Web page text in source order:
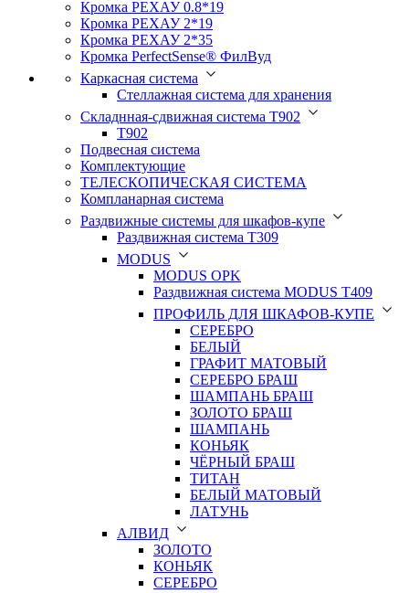
Кромка PЕХАУ 0.8*19
Кромка PЕХАУ 2*19
Кромка PЕХАУ 2*35
Кромка PerfectSense® ФилВуд
Каркасная система
Стеллажная система для хранения
Складнная-сдвижная система Т902
T902
Подвесная система
Комплектующие
ТЕЛЕСКОПИЧЕСКАЯ СИСТЕМА
Компланарная система
Раздвижные системы для шкафов-купе
Раздвижная система Т309
MODUS
MODUS OPK
Раздвижная система MODUS T409
ПРОФИЛЬ ДЛЯ ШКАФОВ-КУПЕ
СЕРЕБРО
БЕЛЫЙ
ГРАФИТ МАТОВЫЙ
СЕРЕБРО БРАШ
ШАМПАНЬ БРАШ
ЗОЛОТО БРАШ
ШАМПАНЬ
КОНЬЯК
ЧЁРНЫЙ БРАШ
ТИТАН
БЕЛЫЙ МАТОВЫЙ
ЛАТУНЬ
АЛВИД
ЗОЛОТО
КОНЬЯК
СЕРЕБРО